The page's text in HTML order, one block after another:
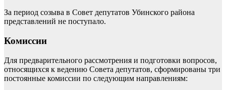
За период созыва в Совет депутатов Убинского района
представлений не поступало.
Комиссии
Для предварительного рассмотрения и подготовки вопросов,
относящихся к ведению Совета депутатов, сформированы три
постоянные комиссии по следующим направлениям: